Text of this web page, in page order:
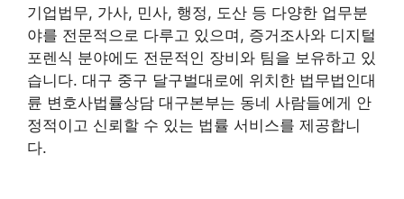
기업법무, 가사, 민사, 행정, 도산 등 다양한 업무분
야를 전문적으로 다루고 있으며, 증거조사와 디지털
포렌식 분야에도 전문적인 장비와 팀을 보유하고 있
습니다. 대구 중구 달구벌대로에 위치한 법무법인대
륜 변호사법률상담 대구본부는 동네 사람들에게 안
정적이고 신뢰할 수 있는 법률 서비스를 제공합니
다.